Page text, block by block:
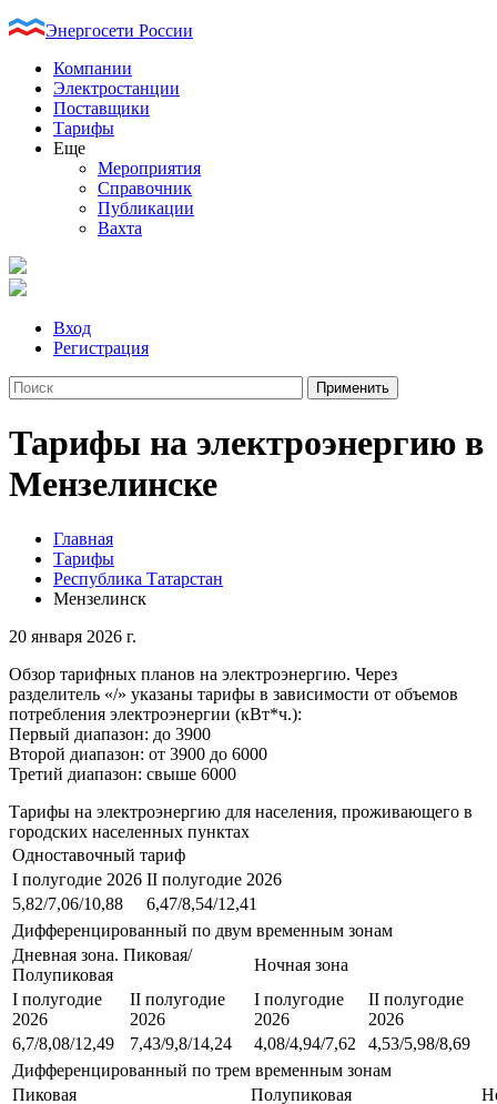
Энергосети России
Компании
Электростанции
Поставщики
Тарифы
Еще
Мероприятия
Справочник
Публикации
Вахта
Вход
Регистрация
Тарифы на электроэнергию в
Мензелинске
Главная
Тарифы
Республика Татарстан
Мензелинск
20 января 2026 г.
Обзор тарифных планов на электроэнергию. Через
разделитель «/» указаны тарифы в зависимости от объемов
потребления электроэнергии (кВт*ч.):
Первый диапазон: до 3900
Второй диапазон: от 3900 до 6000
Третий диапазон: свыше 6000
Тарифы на электроэнергию для населения, проживающего в
городских населенных пунктах
Одноставочный тариф
I полугодие 2026 II полугодие 2026
5,82/7,06/10,88
6,47/8,54/12,41
Дифференцированный по двум временным зонам
Дневная зона. Пиковая/
Полупиковая
Ночная зона
I полугодие
2026
II полугодие
2026
I полугодие
2026
II полугодие
2026
6,7/8,08/12,49
7,43/9,8/14,24 4,08/4,94/7,62
4,53/5,98/8,69
Дифференцированный по трем временным зонам
Пиковая
Полупиковая